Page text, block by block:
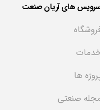
های آریان صنعت
ها
صنعتی